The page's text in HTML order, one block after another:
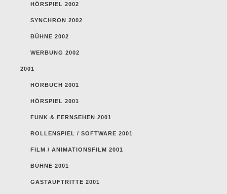
HÖRSPIEL 2002
SYNCHRON 2002
BÜHNE 2002
WERBUNG 2002
2001
HÖRBUCH 2001
HÖRSPIEL 2001
FUNK & FERNSEHEN 2001
ROLLENSPIEL / SOFTWARE 2001
FILM / ANIMATIONSFILM 2001
BÜHNE 2001
GASTAUFTRITTE 2001